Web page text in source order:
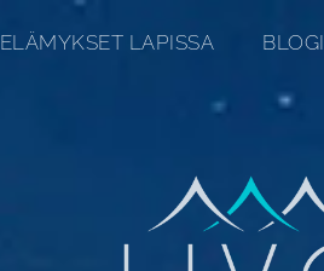
ELÄMYKSET LAPISSA BLOGI